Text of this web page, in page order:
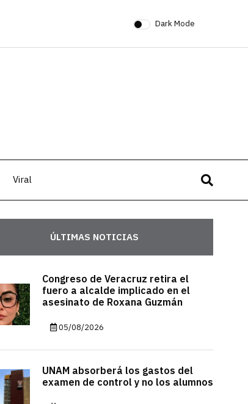
Dark Mode
Viral
ÚLTIMAS NOTICIAS
Congreso de Veracruz retira el
fuero a alcalde implicado en el
asesinato de Roxana Guzmán
05/08/2026
UNAM absorberá los gastos del
examen de control y no los alumnos